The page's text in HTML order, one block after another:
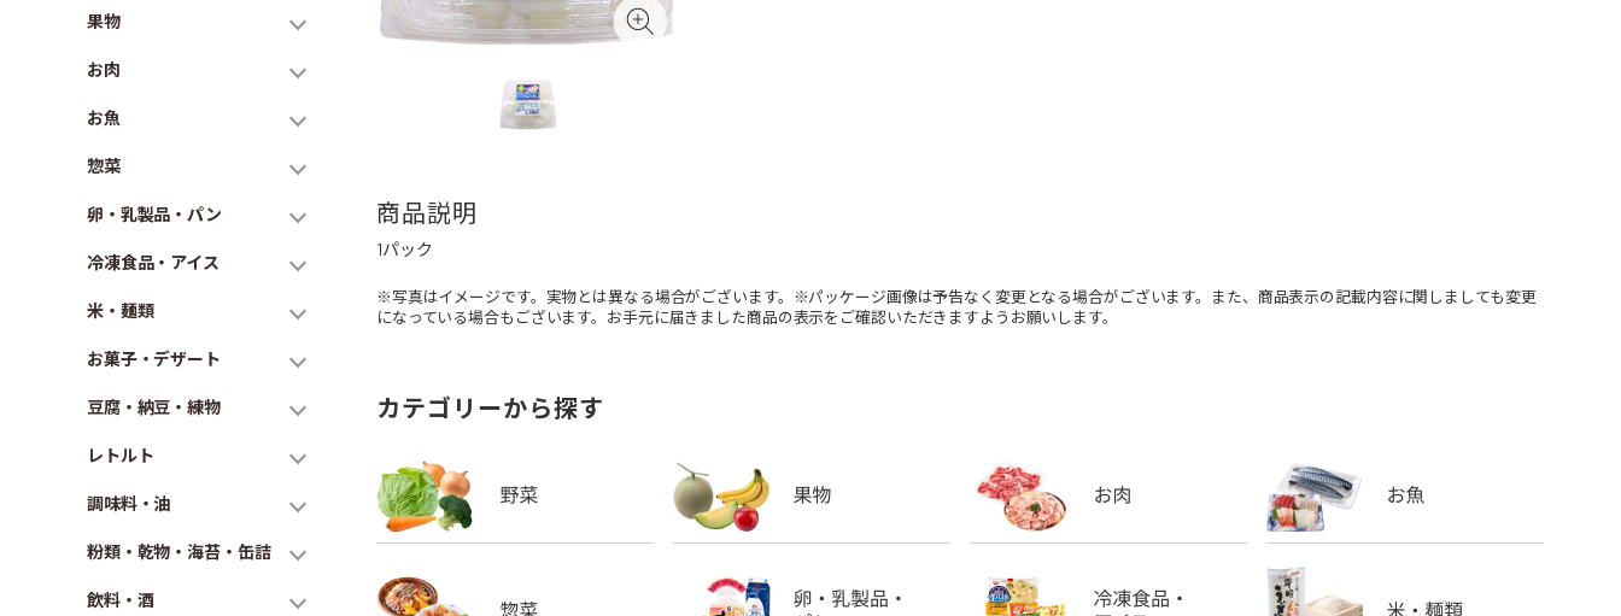
果物
お肉
お魚
惣菜
卵・乳製品・パン
冷凍食品・アイス
米・麺類
お菓子・デザート
豆腐・納豆・練物
レトルト
調味料・油
粉類・乾物・海苔・缶詰
飲料・酒
商品説明
1パック
※写真はイメージです。実物とは異なる場合がございます。※パッケージ画像は予告なく変更となる場合がございます。また、商品表示の記載内容に関しましても変更
になっている場合もございます。お手元に届きました商品の表示をご確認いただきますようお願いします。
カテゴリーから探す